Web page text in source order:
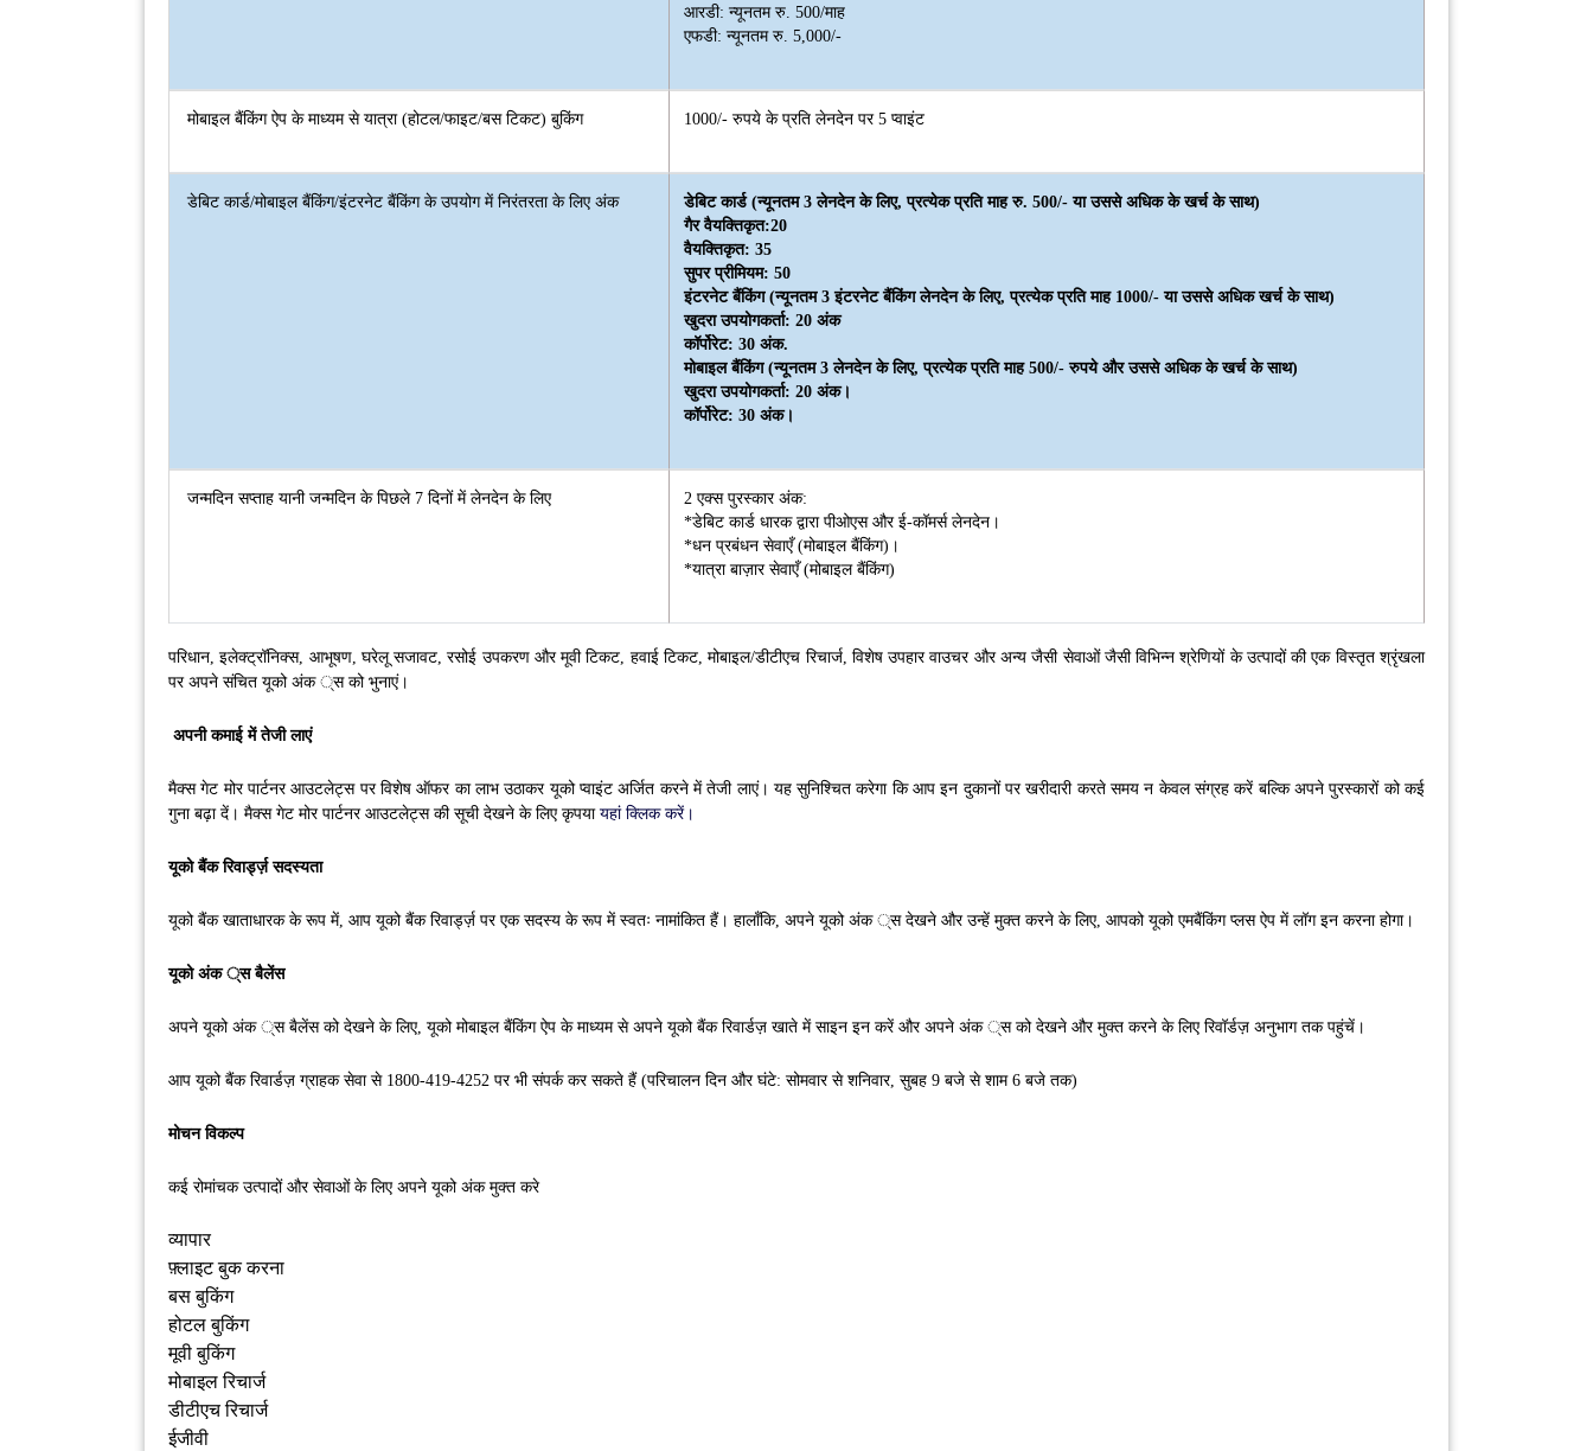
आरडी: न्यूनतम रु. 500/माह
एफडी: न्यूनतम रु. 5,000/-
मोबाइल बैंकिंग ऐप के माध्यम से यात्रा (होटल/फाइट/बस टिकट) बुकिंग 1000/- रुपये के प्रति लेनदेन पर 5 प्वाइंट
डेबिट कार्ड/मोबाइल बैंकिंग/इंटरनेट बैंकिंग के उपयोग में निरंतरता के लिए अंक
डेबिट कार्ड (न्यूनतम 3 लेनदेन के लिए, प्रत्येक प्रति माह रु. 500/- या उससे अधिक के खर्च के साथ)
गैर वैयक्तिकृत:20
वैयक्तिकृत: 35
सुपर प्रीमियम: 50
इंटरनेट बैंकिंग (न्यूनतम 3 इंटरनेट बैंकिंग लेनदेन के लिए, प्रत्येक प्रति माह 1000/- या उससे अधिक खर्च के साथ)
खुदरा उपयोगकर्ता: 20 अंक
कॉर्पोरेट: 30 अंक.
मोबाइल बैंकिंग (न्यूनतम 3 लेनदेन के लिए, प्रत्येक प्रति माह 500/- रुपये और उससे अधिक के खर्च के साथ)
खुदरा उपयोगकर्ता: 20 अंक।
कॉर्पोरेट: 30 अंक।
जन्मदिन सप्ताह यानी जन्मदिन के पिछले 7 दिनों में लेनदेन के लिए
2 एक्स पुरस्कार अंक:
*डेबिट कार्ड धारक द्वारा पीओएस और ई-कॉमर्स लेनदेन।
*धन प्रबंधन सेवाएँ (मोबाइल बैंकिंग)।
*यात्रा बाज़ार सेवाएँ (मोबाइल बैंकिंग)
परिधान, इलेक्ट्रॉनिक्स, आभूषण, घरेलू सजावट, रसोई उपकरण और मूवी टिकट, हवाई टिकट, मोबाइल/डीटीएच रिचार्ज, विशेष उपहार वाउचर और अन्य जैसी सेवाओं जैसी विभिन्न श्रेणियों के उत्पादों की एक विस्तृत श्रृंखला
पर अपने संचित यूको अंक ्स को भुनाएं।
अपनी कमाई में तेजी लाएं
मैक्स गेट मोर पार्टनर आउटलेट्स पर विशेष ऑफर का लाभ उठाकर यूको प्वाइंट अर्जित करने में तेजी लाएं। यह सुनिश्चित करेगा कि आप इन दुकानों पर खरीदारी करते समय न केवल संग्रह करें बल्कि अपने पुरस्कारों को कई
गुना बढ़ा दें। मैक्स गेट मोर पार्टनर आउटलेट्स की सूची देखने के लिए कृपया यहां क्लिक करें।
यूको बैंक रिवार्ड्ज़ सदस्यता
यूको बैंक खाताधारक के रूप में, आप यूको बैंक रिवार्ड्ज़ पर एक सदस्य के रूप में स्वतः नामांकित हैं। हालाँकि, अपने यूको अंक ्स देखने और उन्हें मुक्त करने के लिए, आपको यूको एमबैंकिंग प्लस ऐप में लॉग इन करना होगा।
यूको अंक ्स बैलेंस
अपने यूको अंक ्स बैलेंस को देखने के लिए, यूको मोबाइल बैंकिंग ऐप के माध्यम से अपने यूको बैंक रिवार्डज़ खाते में साइन इन करें और अपने अंक ्स को देखने और मुक्त करने के लिए रिवॉर्डज़ अनुभाग तक पहुंचें।
आप यूको बैंक रिवार्डज़ ग्राहक सेवा से 1800-419-4252 पर भी संपर्क कर सकते हैं (परिचालन दिन और घंटे: सोमवार से शनिवार, सुबह 9 बजे से शाम 6 बजे तक)
मोचन विकल्प
कई रोमांचक उत्पादों और सेवाओं के लिए अपने यूको अंक मुक्त करे
व्यापार
फ़्लाइट बुक करना
बस बुकिंग
होटल बुकिंग
मूवी बुकिंग
मोबाइल रिचार्ज
डीटीएच रिचार्ज
ईजीवी